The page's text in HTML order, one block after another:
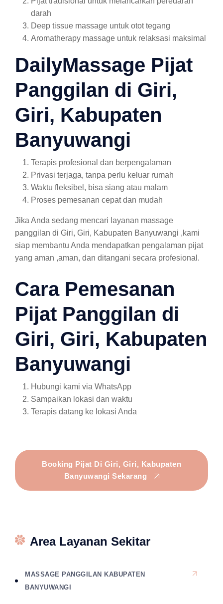
darah
Deep tissue massage untuk otot tegang
Aromatherapy massage untuk relaksasi maksimal
DailyMassage Pijat
Panggilan di Giri,
Giri, Kabupaten
Banyuwangi
Terapis profesional dan berpengalaman
Privasi terjaga, tanpa perlu keluar rumah
Waktu fleksibel, bisa siang atau malam
Proses pemesanan cepat dan mudah
Jika Anda sedang mencari layanan massage
panggilan di Giri, Giri, Kabupaten Banyuwangi ,kami
siap membantu Anda mendapatkan pengalaman pijat
yang aman ,aman, dan ditangani secara profesional.
Cara Pemesanan
Pijat Panggilan di
Giri, Giri, Kabupaten
Banyuwangi
Hubungi kami via WhatsApp
Sampaikan lokasi dan waktu
Terapis datang ke lokasi Anda
Booking Pijat Di Giri, Giri, Kabupaten
Banyuwangi Sekarang
Area Layanan Sekitar
MASSAGE PANGGILAN KABUPATEN
BANYUWANGI